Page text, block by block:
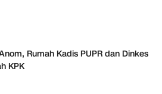
Rumah Kadis PUPR dan Dinkes
KPK